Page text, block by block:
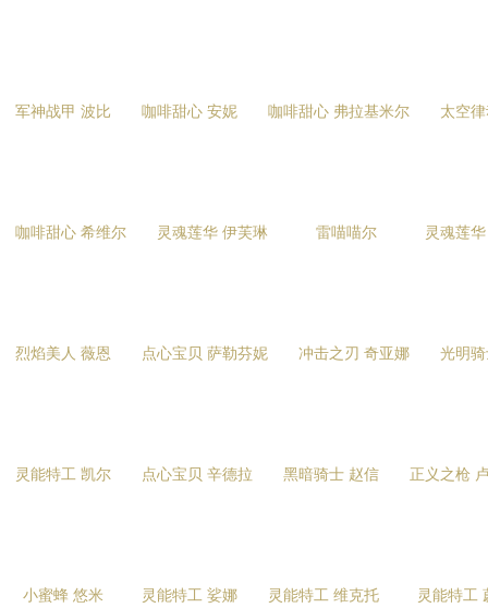
军神战甲 波比 咖啡甜心 安妮 咖啡甜心 弗拉基米尔 太空
咖啡甜心 希维尔 灵魂莲华 伊芙琳 雷喵喵尔 灵魂莲
烈焰美人 薇恩 点心宝贝 萨勒芬妮 冲击之刃 奇亚娜 光明
灵能特工 凯尔 点心宝贝 辛德拉 黑暗骑士 赵信 正义之枪
小蜜蜂 悠米 灵能特工 娑娜 灵能特工 维克托 灵能特工